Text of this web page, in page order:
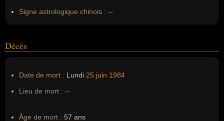
Signe astrologique chinois : --
Décès
Date de mort : Lundi 25 juin 1984
Lieu de mort : --
Âge de mort : 57 ans